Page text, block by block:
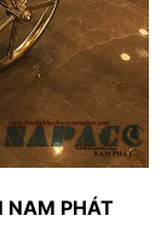
NAM PHÁT